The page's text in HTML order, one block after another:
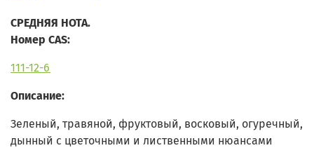
СРЕДНЯЯ НОТА.
Номер CAS:
111-12-6
Описание:
Зеленый, травяной, фруктовый, восковый, огуречный,
дынный с цветочными и лиственными нюансами